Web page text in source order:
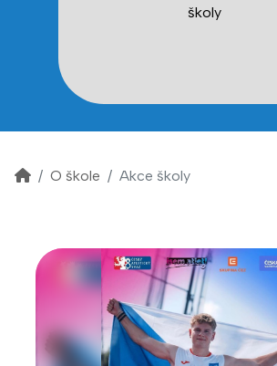
školy
O škole Akce školy